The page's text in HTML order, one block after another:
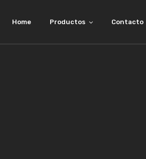
Home Productos Contacto